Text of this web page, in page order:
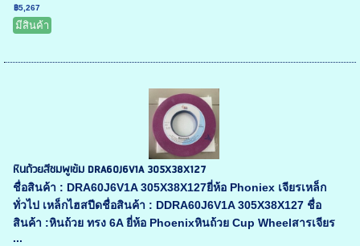
฿5,267
มีสินค้า
หินถ้วยสีชมพูเข้ม DRA60J6V1A 305X38X127
ชื่อสินค้า : DRA60J6V1A 305X38X127ยี่ห้อ Phoniex เจียรเหล็ก
ทั่วไป เหล็กไฮสปีดชื่อสินค้า : DDRA60J6V1A 305X38X127 ชื่อ
สินค้า :หินถ้วย ทรง 6A ยี่ห้อ Phoenixหินถ้วย Cup Wheelสารเจียร
...